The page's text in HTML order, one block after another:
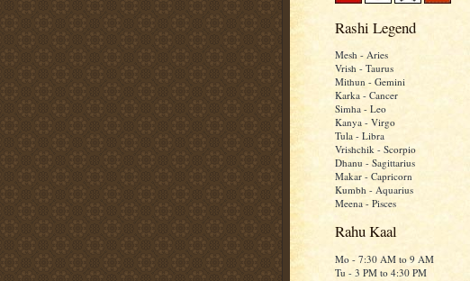
Rashi Legend
Mesh - Aries
Vrish - Taurus
Mithun - Gemini
Karka - Cancer
Simha - Leo
Kanya - Virgo
Tula - Libra
Vrishchik - Scorpio
Dhanu - Sagittarius
Makar - Capricorn
Kumbh - Aquarius
Meena - Pisces
Rahu Kaal
Mo - 7:30 AM to 9 AM
Tu - 3 PM to 4:30 PM